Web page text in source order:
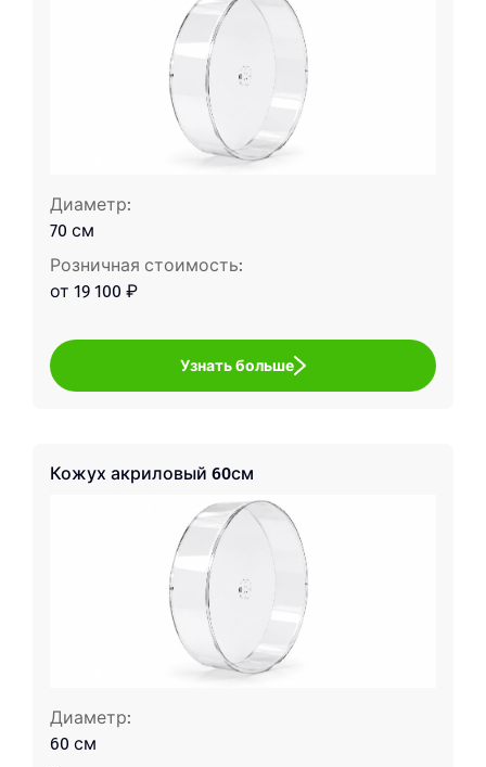
Диаметр:
70 см
Розничная стоимость:
от 19 100 ₽
Узнать больше
Кожух акриловый 60см
Диаметр:
60 см